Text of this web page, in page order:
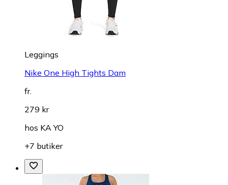
Leggings
Nike One High Tights Dam
fr.
279 kr
hos KA YO
+7 butiker